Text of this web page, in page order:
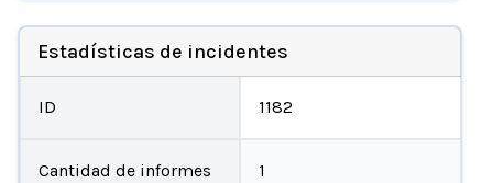
Estadísticas de incidentes
ID 1182
Cantidad de informes 1